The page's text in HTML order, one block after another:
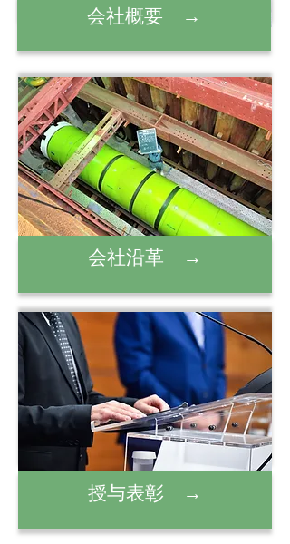
会社概要 →
会社沿革 →
授与表彰 →